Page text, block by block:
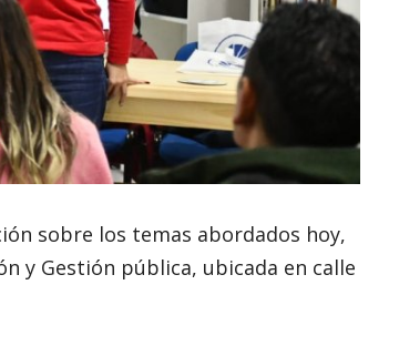
sobre los temas abordados hoy,
y Gestión pública, ubicada en calle